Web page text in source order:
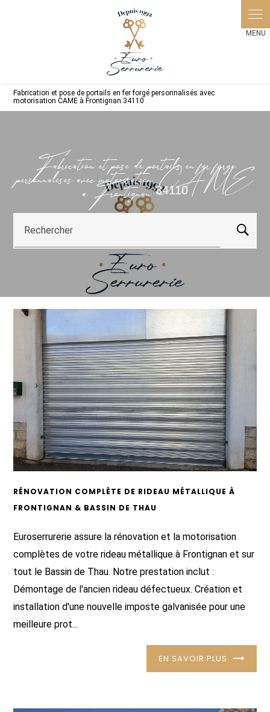
Fabrication et pose de portails en fer forgé personnalisés avec
motorisation CAME à Frontignan 34110
Fabrication et pose de portails en fer forgé
personnalisés avec motorisation CAME
à Frontignan 34110
Rechercher
RÉNOVATION COMPLÈTE DE RIDEAU MÉTALLIQUE À
FRONTIGNAN & BASSIN DE THAU
Euroserrurerie assure la rénovation et la motorisation
complètes de votre rideau métallique à Frontignan et sur
tout le Bassin de Thau. Notre prestation inclut :
Démontage de l'ancien rideau défectueux. Création et
installation d'une nouvelle imposte galvanisée pour une
meilleure prot...
EN SAVOIR PLUS
Panneau de gestion des cookies